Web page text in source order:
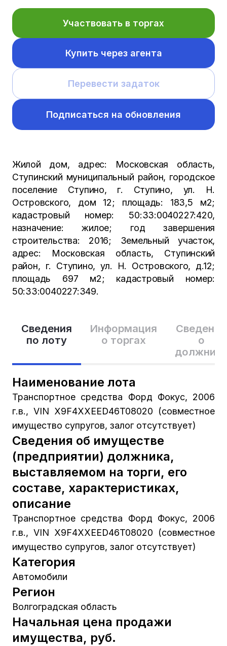
Сведения
по лоту
Информация
о торгах
Сведения
о
Наименование лота
Транспортное средства Форд Фокус, 2006
г.в., VIN X9F4XXEED46T08020 (совместное
имущество супругов, залог отсутствует)
Сведения об имуществе
(предприятии) должника,
выставляемом на торги, его
составе, характеристиках,
описание
Транспортное средства Форд Фокус, 2006
г.в., VIN X9F4XXEED46T08020 (совместное
имущество супругов, залог отсутствует)
Категория
Автомобили
Регион
Волгоградская область
Начальная цена продажи
имущества, руб.
Участвовать в торгах
Купить через агента
Перевести задаток
Подписаться на обновления
Жилой дом, адрес: Московская область,
Ступинский муниципальный район, городское
поселение Ступино, г. Ступино, ул. Н.
Островского, дом 12; площадь: 183,5 м2;
кадастровый номер: 50:33:0040227:420,
назначение: жилое; год завершения
строительства: 2016; Земельный участок,
адрес: Московская область, Ступинский
район, г. Ступино, ул. Н. Островского, д.12;
площадь 697 м2; кадастровый номер:
50:33:0040227:349.